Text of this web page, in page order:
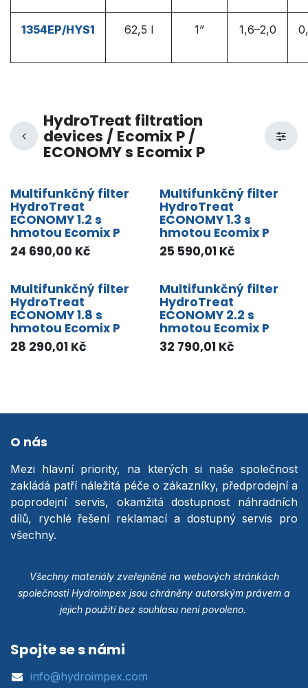
1354EP/HYS1 62,5 l 1” 1,6–2,0
HydroTreat filtration
devices / Ecomix P /
ECONOMY s Ecomix P
Multifunkčný filter
HydroTreat
ECONOMY 1.2 s
hmotou Ecomix P
24 690,00 Kč
Multifunkčný filter
HydroTreat
ECONOMY 1.3 s
hmotou Ecomix P
25 590,01 Kč
Multifunkčný filter
HydroTreat
ECONOMY 1.8 s
hmotou Ecomix P
28 290,01 Kč
Multifunkčný filter
HydroTreat
ECONOMY 2.2 s
hmotou Ecomix P
32 790,01 Kč
O nás
Mezi hlavní priority, na kterých si naše společnost
zakládá patří náležitá péče o zákazníky, předprodejní a
poprodejní servis, okamžitá dostupnost náhradních
dílů, rychlé řešení reklamací a dostupný servis pro
všechny.
Všechny materiály zveřejněné na webových stránkách
společnosti Hydroimpex jsou chráněny autorským právem a
jejich použití bez souhlasu není povoleno.
Spojte se s námi
info@hydroimpex.com